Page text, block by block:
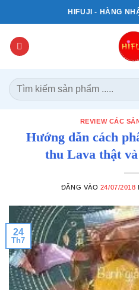
qua
dung
HIFUJI - HÀNG
Tìm
kiếm:
REVIEW CÁC
Hướng dẫn cách
thu Lava thật
ĐĂNG VÀO 24/07/2018
24
Th7